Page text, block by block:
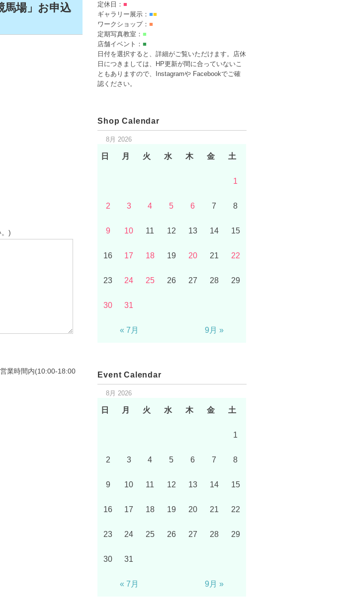
馬場」お申込
)
業時間内(10:00-18:00
定休日：■
ギャラリー展示：■■
ワークショップ：■
定期写真教室：■
店舗イベント：■
日付を選択すると、詳細がご覧いただけます。店休
日につきましては、HP更新が間に合っていないこ
ともありますので、Instagramや Facebookでご確
認ください。
Shop Calendar
8月 2026
日 月 火 水 木 金 土
1
2 3 4 5 6 7 8
9 10 11 12 13 14 15
16 17 18 19 20 21 22
23 24 25 26 27 28 29
30 31
« 7月 9月 »
Event Calendar
8月 2026
日 月 火 水 木 金 土
1
2 3 4 5 6 7 8
9 10 11 12 13 14 15
16 17 18 19 20 21 22
23 24 25 26 27 28 29
30 31
« 7月 9月 »